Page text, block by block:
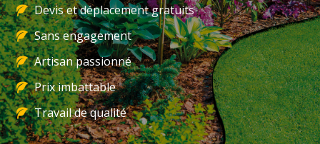
Devis et déplacement gratuits
Sans engagement
Artisan passionné
Prix imbattable
Travail de qualité